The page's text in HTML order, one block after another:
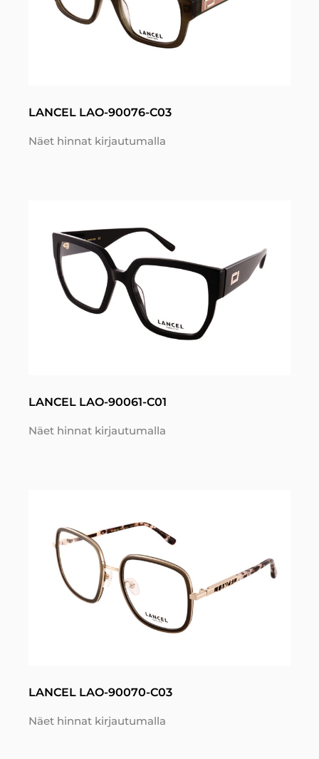
LANCEL LAO-90076-C03
Näet hinnat kirjautumalla
LANCEL LAO-90061-C01
Näet hinnat kirjautumalla
LANCEL LAO-90070-C03
Näet hinnat kirjautumalla